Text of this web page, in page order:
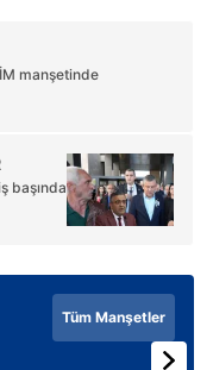
manşetinde
başında
Tüm Manşetler